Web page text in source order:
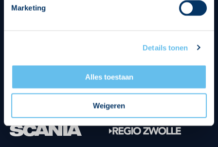
Marketing
Details tonen
Alles toestaan
Weigeren